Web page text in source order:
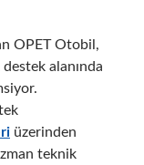
OPET Otobil,
alanında
üzerinden
teknik